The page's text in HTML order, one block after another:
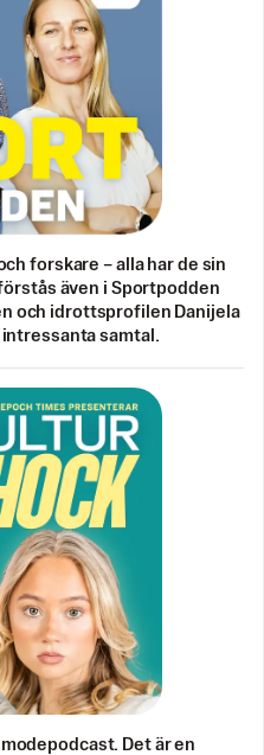
forskare – alla har de sin
även i Sportpodden
och idrottsprofilen Danijela
samtal.
Det är en